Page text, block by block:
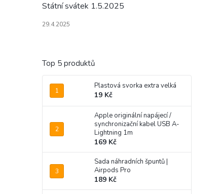
Státní svátek 1.5.2025
29.4.2025
Top 5 produktů
Plastová svorka extra velká
19 Kč
Apple originální napájecí /
synchronizační kabel USB A-
Lightning 1m
169 Kč
Sada náhradních špuntů |
Airpods Pro
189 Kč